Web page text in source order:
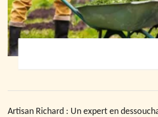
Artisan Richard : Un expert en